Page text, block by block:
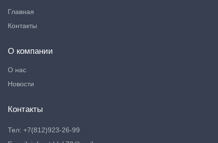
Главная
Контакты
О компании
О нас
Новости
Контакты
Тел: +7(812)923-26-99